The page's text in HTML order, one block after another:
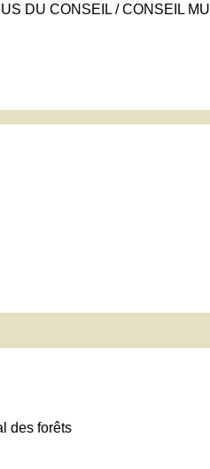
DU CONSEIL /CONSEIL
des forêts